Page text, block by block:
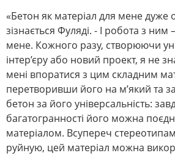
«Бетон як матеріал для мене дуже
зізнається Фуляді. - І робота з ним
мене. Кожного разу, створюючи
інтер’єру або новий проект, я не
мені впоратися з цим складним
перетворивши його на м’який та
бетон за його універсальність:
багатогранності його можна
матеріалом. Всупереч
руйную, цей матеріал можна